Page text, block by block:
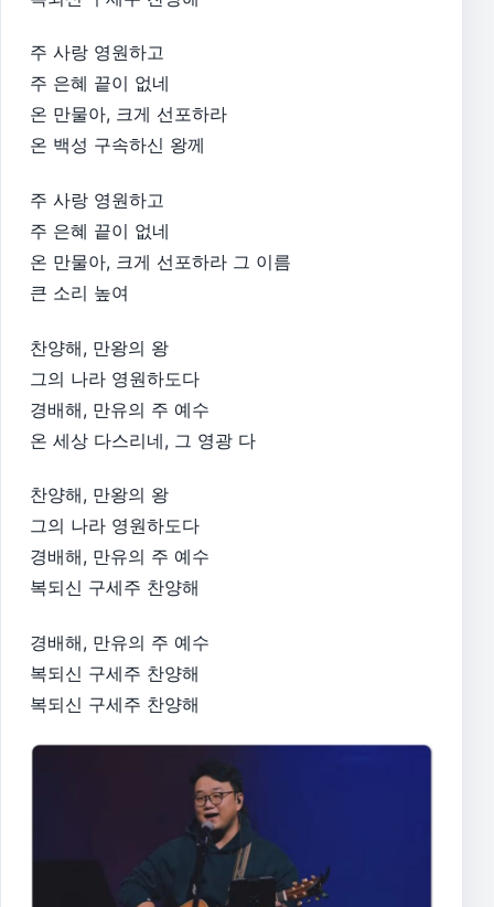
주 사랑 영원하고
주 은혜 끝이 없네
온 만물아, 크게 선포하라
온 백성 구속하신 왕께
주 사랑 영원하고
주 은혜 끝이 없네
온 만물아, 크게 선포하라 그 이름
큰 소리 높여
찬양해, 만왕의 왕
그의 나라 영원하도다
경배해, 만유의 주 예수
온 세상 다스리네, 그 영광 다
찬양해, 만왕의 왕
그의 나라 영원하도다
경배해, 만유의 주 예수
복되신 구세주 찬양해
경배해, 만유의 주 예수
복되신 구세주 찬양해
복되신 구세주 찬양해